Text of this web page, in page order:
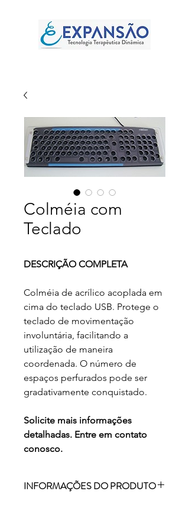
Colméia com
Teclado
DESCRIÇÃO COMPLETA
Colméia de acrílico acoplada em
cima do teclado USB. Protege o
teclado de movimentação
involuntária, facilitando a
utilização de maneira
coordenada. O número de
espaços perfurados pode ser
gradativamente conquistado.
Solicite mais informações
detalhadas. Entre em contato
conosco.
INFORMAÇÕES DO PRODUTO